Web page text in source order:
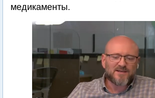
медикаменты.